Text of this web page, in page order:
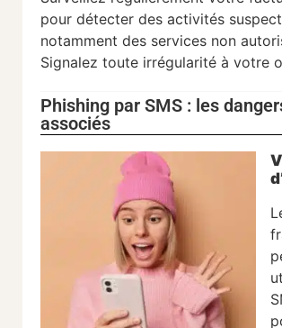
pour détecter des activités
notamment des services non
Signalez toute irrégularité à votre
Phishing par SMS : les
associés